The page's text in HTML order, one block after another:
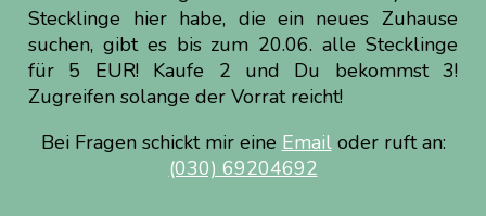
Stecklinge hier habe, die ein neues Zuhause
suchen, gibt es bis zum 20.06. alle Stecklinge
für 5 EUR! Kaufe 2 und Du bekommst 3!
Zugreifen solange der Vorrat reicht!
Bei Fragen schickt mir eine Emailoder ruft an:
(030) 69204692